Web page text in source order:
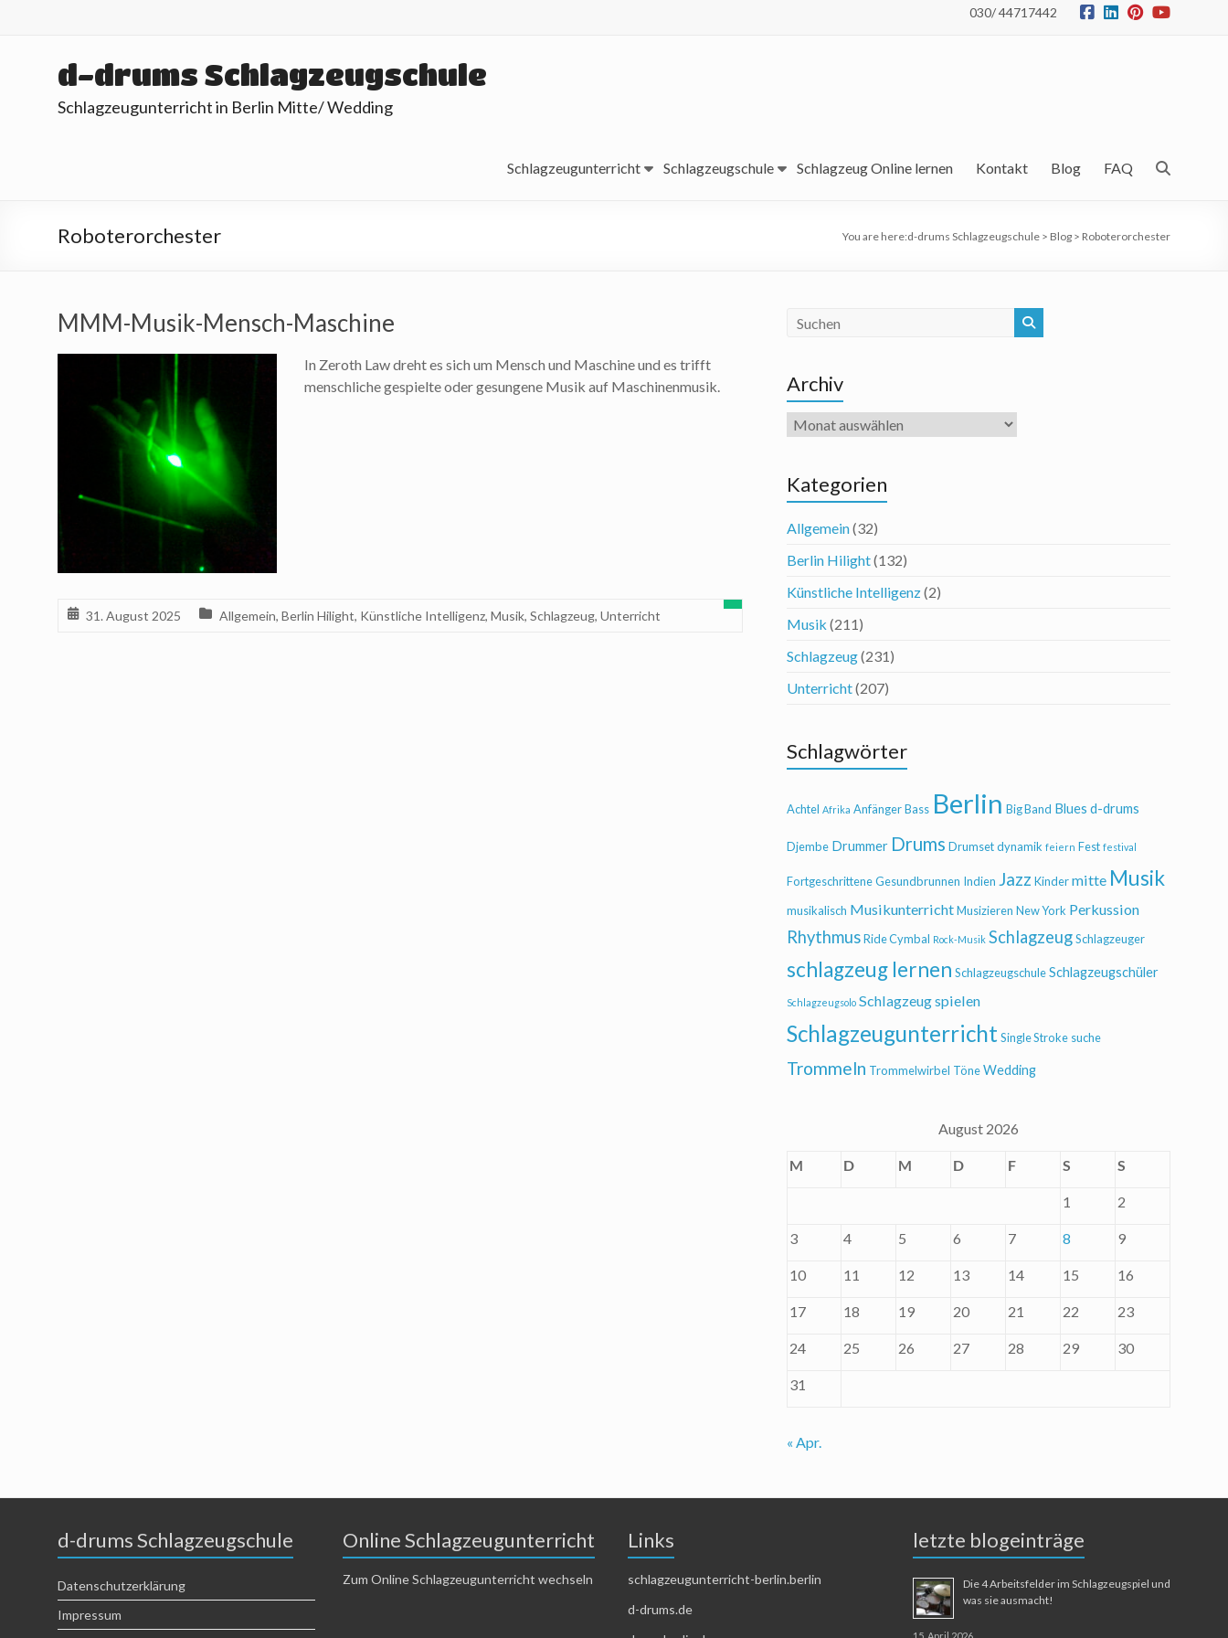
030/ 44717442
d-drums Schlagzeugschule
Schlagzeugunterricht in Berlin Mitte/ Wedding
Schlagzeugunterricht Schlagzeugschule Schlagzeug Online lernen Kontakt Blog FAQ
Roboterorchester You are here:d-drums Schlagzeugschule > Blog > Roboterorchester
MMM-Musik-Mensch-Maschine
In Zeroth Law dreht es sich um Mensch und Maschine und es trifft
menschliche gespielte oder gesungene Musik auf Maschinenmusik.
31. August 2025 Allgemein, Berlin Hilight, Künstliche Intelligenz, Musik, Schlagzeug, Unterricht
Archiv
Archiv
Kategorien
Allgemein(32)
Berlin Hilight(132)
Künstliche Intelligenz(2)
Musik (211)
Schlagzeug(231)
Unterricht(207)
Schlagwörter
Achtel Afrika AnfängerBass Berlin Big Band Blues d-drums
Djembe Drummer Drums Drumsetdynamik feiern Fest festival
FortgeschritteneGesundbrunnen Indien Jazz Kindermitte Musik
musikalisch MusikunterrichtMusizieren New York Perkussion
RhythmusRide Cymbal Rock-Musik SchlagzeugSchlagzeuger
schlagzeug lernen SchlagzeugschuleSchlagzeugschüler
Schlagzeugsolo Schlagzeug spielen
SchlagzeugunterrichtSingle Stroke suche
Trommeln Trommelwirbel TöneWedding
August 2026
M D M D F S S
1 2
3 4 5 6 7 8 9
10 11 12 13 14 15 16
17 18 19 20 21 22 23
24 25 26 27 28 29 30
31
« Apr.
d-drums Schlagzeugschule
Datenschutzerklärung
Impressum
Online Schlagzeugunterricht
Zum Online Schlagzeugunterricht wechseln
Links
schlagzeugunterricht-berlin.berlin
d-drums.de
letzte blogeinträge
Die 4 Arbeitsfelder im Schlagzeugspiel und
was sie ausmacht!